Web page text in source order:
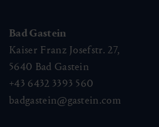
Bad Gastein
Kaiser Franz Josefstr. 27,
5640 Bad Gastein
+43 6432 3393 560
badgastein@gastein.com